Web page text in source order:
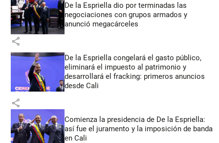
De la Espriella dio por terminadas las
negociaciones con grupos armados y
anunció megacárceles
share
De la Espriella congelará el gasto público,
eliminará el impuesto al patrimonio y
desarrollará el fracking: primeros anuncios
desde Cali
share
Comienza la presidencia de De la Espriella:
así fue el juramento y la imposición de banda
en Cali